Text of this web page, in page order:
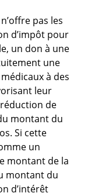
pas les
d’impôt pour
un don à une
une
à des
leur
de
montant du
Si cette
un
montant de la
montant du
d’intérêt